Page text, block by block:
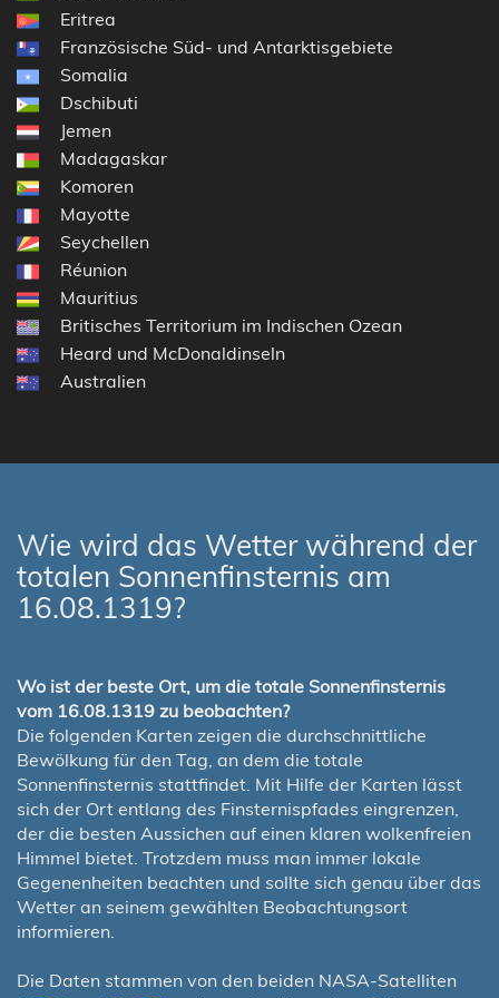
Eritrea
Französische Süd- und Antarktisgebiete
Somalia
Dschibuti
Jemen
Madagaskar
Komoren
Mayotte
Seychellen
Réunion
Mauritius
Britisches Territorium im Indischen Ozean
Heard und McDonaldinseln
Australien
Wie wird das Wetter während der
totalen Sonnenfinsternis am
16.08.1319?
Wo ist der beste Ort, um die totale Sonnenfinsternis
vom 16.08.1319 zu beobachten?
Die folgenden Karten zeigen die durchschnittliche
Bewölkung für den Tag, an dem die totale
Sonnenfinsternis stattfindet. Mit Hilfe der Karten lässt
sich der Ort entlang des Finsternispfades eingrenzen,
der die besten Aussichen auf einen klaren wolkenfreien
Himmel bietet. Trotzdem muss man immer lokale
Gegenenheiten beachten und sollte sich genau über das
Wetter an seinem gewählten Beobachtungsort
informieren.
Die Daten stammen von den beiden NASA-Satelliten